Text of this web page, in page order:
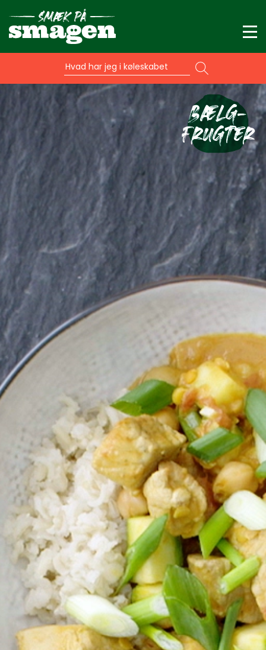
Hvad har jeg i køleskabet
BÆLG-
FRUGTER